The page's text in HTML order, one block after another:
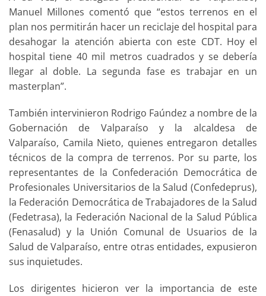
Manuel Millones comentó que “estos terrenos en el
plan nos permitirán hacer un reciclaje del hospital para
desahogar la atención abierta con este CDT. Hoy el
hospital tiene 40 mil metros cuadrados y se debería
llegar al doble. La segunda fase es trabajar en un
masterplan”.
También intervinieron Rodrigo Faúndez a nombre de la
Gobernación de Valparaíso y la alcaldesa de
Valparaíso, Camila Nieto, quienes entregaron detalles
técnicos de la compra de terrenos. Por su parte, los
representantes de la Confederación Democrática de
Profesionales Universitarios de la Salud (Confedeprus),
la Federación Democrática de Trabajadores de la Salud
(Fedetrasa), la Federación Nacional de la Salud Pública
(Fenasalud) y la Unión Comunal de Usuarios de la
Salud de Valparaíso, entre otras entidades, expusieron
sus inquietudes.
Los dirigentes hicieron ver la importancia de este